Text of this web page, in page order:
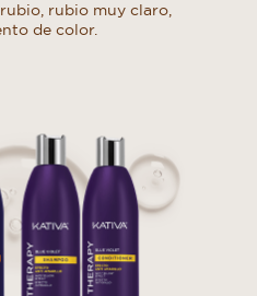
rubio muy claro,
de color.